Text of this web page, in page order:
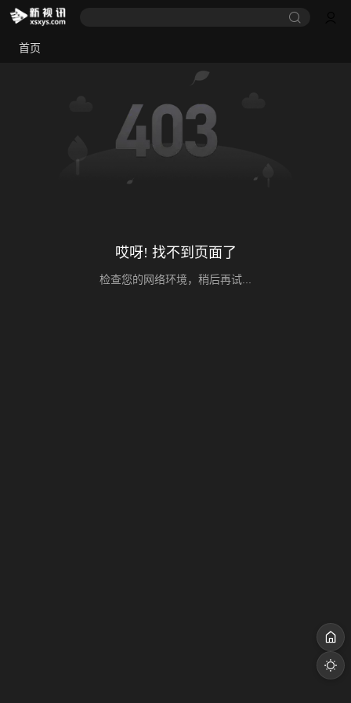
首页
哎呀! 找不到页面了
检查您的网络环境，稍后再试...